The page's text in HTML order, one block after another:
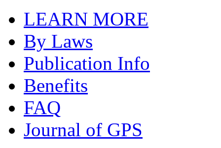
LEARN MORE
By Laws
Publication Info
Benefits
FAQ
Journal of GPS